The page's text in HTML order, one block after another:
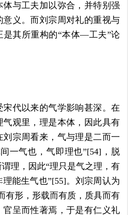
体与工夫加以弥合，并特别强
意义。而刘宗周对礼的重视与
是其所重构的“本体—工夫”论
宋代以来的气学影响甚深。在
气观里，理是本体，因此具有
刘宗周看来，气与理是二而一
一气也，气即理也”[54]，脱
理，因此“理只是气之理，有
能生气也”[55]。刘宗周认为
有形，形载而有质，质具而有
官呈而性著焉，于是有仁义礼